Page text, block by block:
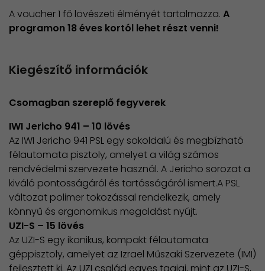
A voucher 1 fő lövészeti élményét tartalmazza. A
programon 18 éves kortól lehet részt venni!
Kiegészítő információk
Csomagban szereplő fegyverek
IWI Jericho 941 – 10 lövés
Az IWI Jericho 941 PSL egy sokoldalú és megbízható
félautomata pisztoly, amelyet a világ számos
rendvédelmi szervezete használ. A Jericho sorozat a
kiváló pontosságáról és tartósságáról ismert.A PSL
változat polimer tokozással rendelkezik, amely
könnyű és ergonomikus megoldást nyújt.
UZI-S – 15 lövés
Az UZI-S egy ikonikus, kompakt félautomata
géppisztoly, amelyet az Izrael Műszaki Szervezete (IMI)